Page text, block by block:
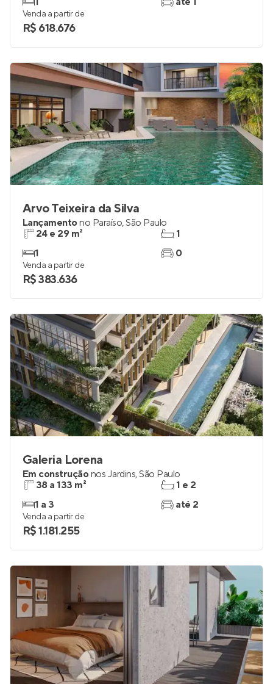
Venda a partir de
R$ 618.676
Arvo Teixeira da Silva
Lançamentono Paraíso,São Paulo
24 e 29 m²
1
1
0
Venda a partir de
R$ 383.636
Galeria Lorena
Em construçãonos Jardins,São Paulo
38 a 133 m²
1 a 3
1 e 2
até 2
Venda a partir de
R$ 1.181.255